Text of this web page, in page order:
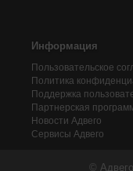
Информация
Пользовательское
Политика
Поддержка
Партнерская
Новости Адвего
Сервисы Адвего
©